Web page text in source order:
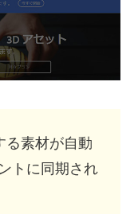
る素材が自動
トに同期され